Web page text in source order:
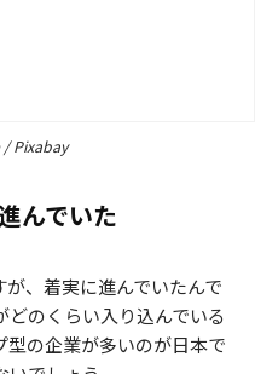
/ Pixabay
んでいた
が、着実に進んでいたんで
のくらい入り込んでいる
の企業が多いのが日本で